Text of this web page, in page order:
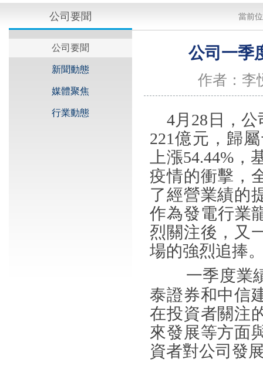
公司要聞 當前
公司要聞
新聞動態
媒體聚焦
行業動態
公司一季
作者：李
4月 28 日，
221億元，歸
上漲54.44% ，
疫情的衝擊，
了經營業績的
作為發電行業
烈關注後，又
場的強烈追捧
一季度業
泰證券和中信
在投資者關注
來發展等方面
資者對公司發